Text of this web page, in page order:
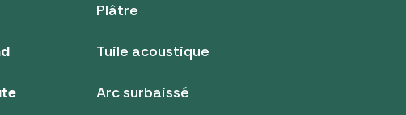
Plâtre
Tuile acoustique
Arc surbaissé